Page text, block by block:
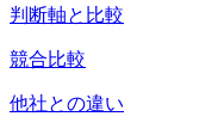
判断軸と比較
競合比較
他社との違い